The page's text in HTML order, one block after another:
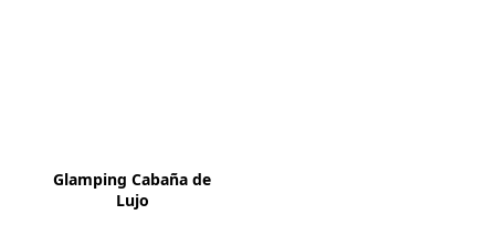
Glamping Cabaña de
Lujo